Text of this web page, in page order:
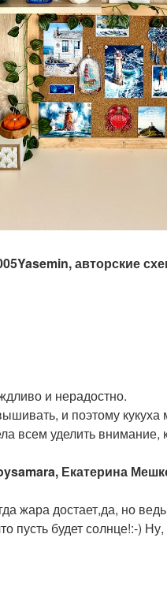
авторские
и нерадостно.
и поэтому кукуха
всем уделить
Екатерина
жара достает,да, но
пусть будет солнце!:-)